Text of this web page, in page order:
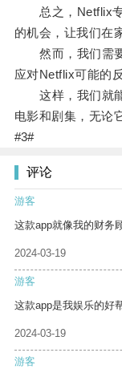
总之，Netflix专
的机会，让我们在
然而，我们需要
应对Netflix可能的
这样，我们就能
电影和剧集，无论
#3#
评论
游客
这款app就像我的财务
2024-03-19
游客
这款app是我娱乐的好
2024-03-19
游客